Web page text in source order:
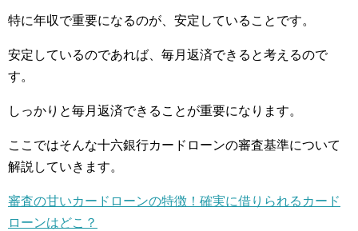
特に年収で重要になるのが、安定していることです。
安定しているのであれば、毎月返済できると考えるので
す。
しっかりと毎月返済できることが重要になります。
ここではそんな十六銀行カードローンの審査基準について
解説していきます。
審査の甘いカードローンの特徴！確実に借りられるカード
ローンはどこ？